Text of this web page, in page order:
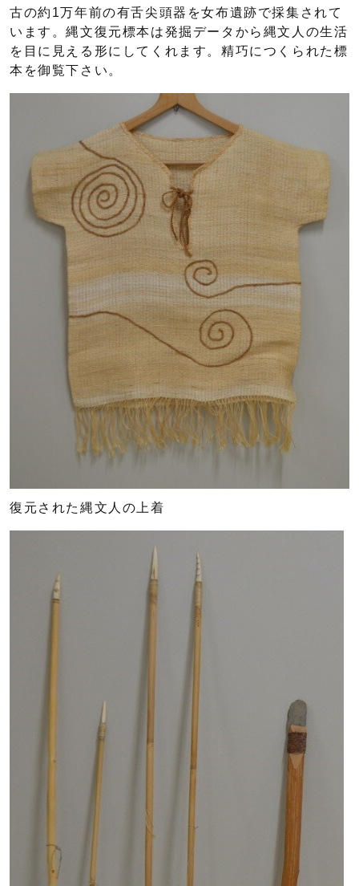
古の約1万年前の有舌尖頭器を女布遺跡で採集されて
います。縄文復元標本は発掘データから縄文人の生活
を目に見える形にしてくれます。精巧につくられた標
本を御覧下さい。
復元された縄文人の上着